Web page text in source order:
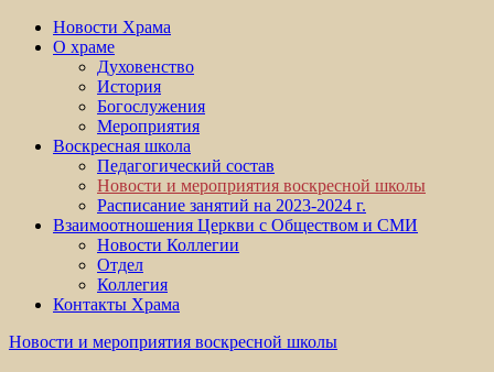
Новости Храма
О храме
Духовенство
История
Богослужения
Мероприятия
Воскресная школа
Педагогический состав
Новости и мероприятия воскресной школы
Расписание занятий на 2023-2024 г.
Взаимоотношения Церкви с Обществом и СМИ
Новости Коллегии
Отдел
Коллегия
Контакты Храма
Новости и мероприятия воскресной школы